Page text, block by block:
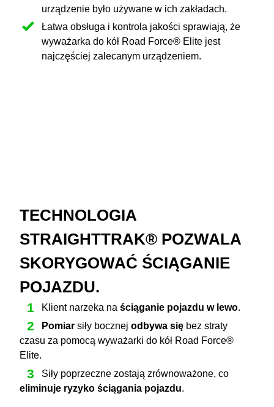
urządzenie było używane w ich zakładach.
Łatwa obsługa i kontrola jakości sprawiają, że
wyważarka do kół Road Force® Elite jest
najczęściej zalecanym urządzeniem.
TECHNOLOGIA
STRAIGHTTRAK® POZWALA
SKORYGOWAĆ ŚCIĄGANIE
POJAZDU.
Klient narzeka na ściąganie pojazdu w lewo.
Pomiar siły bocznej odbywa się bez straty
czasu za pomocą wyważarki do kół Road Force®
Elite.
Siły poprzeczne zostają zrównoważone, co
eliminuje ryzyko ściągania pojazdu.